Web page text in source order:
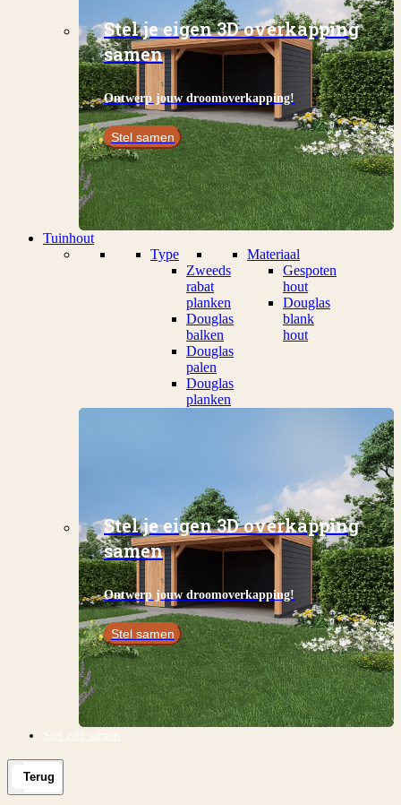
Stel je eigen 3D overkapping
samen
Ontwerp jouw droomoverkapping!
Stel samen
Tuinhout
Type
Zweeds
rabat
planken
Douglas
balken
Douglas
palen
Douglas
planken
Materiaal
Gespoten
hout
Douglas
blank
hout
Stel je eigen 3D overkapping
samen
Ontwerp jouw droomoverkapping!
Stel samen
Stel zelf samen
Terug